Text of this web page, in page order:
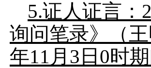
5.证人证言：
询问笔录》（王
年11 月 3 日 0时